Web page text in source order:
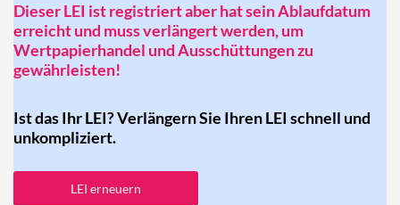
Dieser LEI ist registriert aber hat sein Ablaufdatum
erreicht und muss verlängert werden, um
Wertpapierhandel und Ausschüttungen zu
gewährleisten!
Ist das Ihr LEI? Verlängern Sie Ihren LEI schnell und
unkompliziert.
LEI erneuern